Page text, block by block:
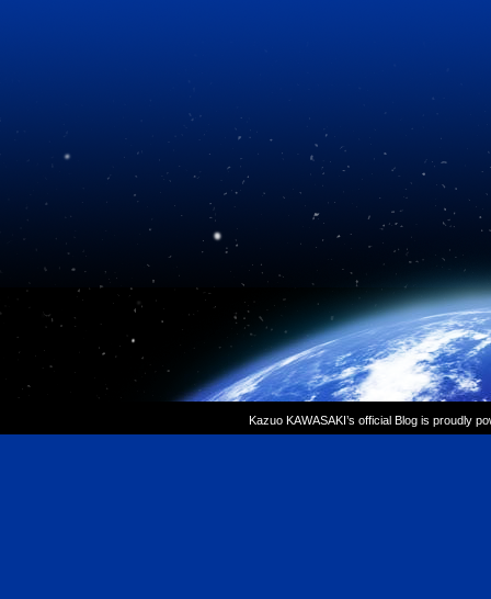
Kazuo KAWASAKI’s official Blog is proudly